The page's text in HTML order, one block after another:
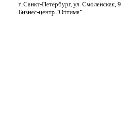
г. Санкт-Петербург, ул. Смоленская, 9
Бизнес-центр "Оптима"